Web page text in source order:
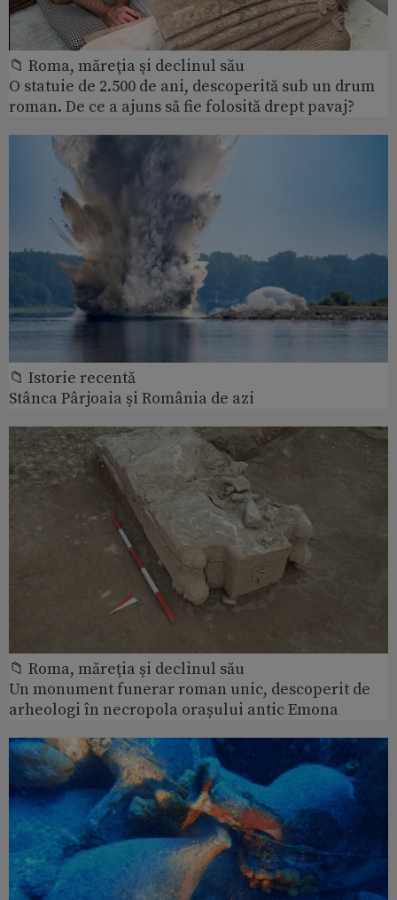
📁 Roma, măreţia şi declinul său
O statuie de 2.500 de ani, descoperită sub un drum
roman. De ce a ajuns să fie folosită drept pavaj?
📁 Istorie recentă
Stânca Pârjoaia şi România de azi
📁 Roma, măreţia şi declinul său
Un monument funerar roman unic, descoperit de
arheologi în necropola orașului antic Emona